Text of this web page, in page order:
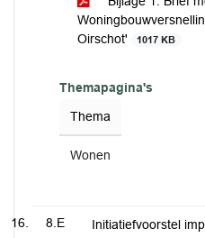
Oirschot'
1017 KB
Themapagina's
Thema
Wonen
8.E
Initiatiefvoorstel